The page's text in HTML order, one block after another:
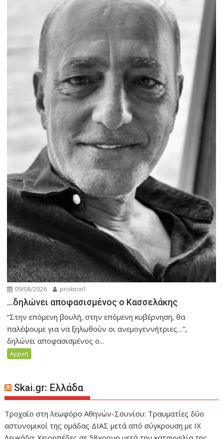
09/08/2026 prokirixi1
…δηλώνει αποφασισμένος ο Κασσελάκης
“Στην επόμενη βουλή, στην επόμενη κυβέρνηση, θα
παλέψουμε για να ξηλωθούν οι ανεμογεννήτριες…”,
δηλώνει αποφασισμένος ο...
Αρχική
Skai.gr: Ελλάδα
Τροχαίο στη λεωφόρο Αθηνών-Σουνίου: Τραυματίες δύο
αστυνομικοί της ομάδας ΔΙΑΣ μετά από σύγκρουση με ΙΧ